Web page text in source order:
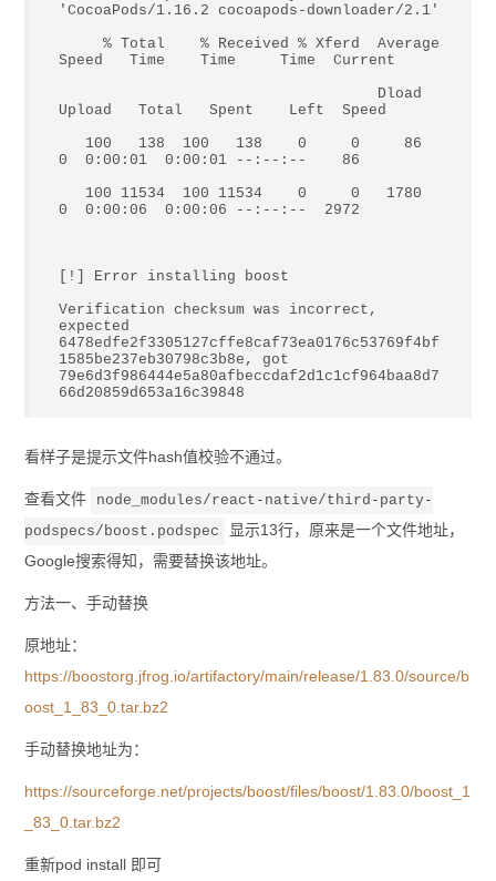
'CocoaPods/1.16.2 cocoapods-downloader/2.1'
Speed   Time    Time     Time  Current
Upload   Total   Spent    Left  Speed
0  0:00:01  0:00:01 --:--:--    86
0  0:00:06  0:00:06 --:--:--  2972
[!] Error installing boost
Verification checksum was incorrect,
expected
6478edfe2f3305127cffe8caf73ea0176c53769f4bf
1585be237eb30798c3b8e, got
79e6d3f986444e5a80afbeccdaf2d1c1cf964baa8d7
66d20859d653a16c39848
看样子是提示文件hash值校验不通过。
查看文件
node_modules/react-native/third-party-
podspecs/boost.podspec
显示13行，原来是一个文件地址，
Google搜索得知，需要替换该地址。
方法一、手动替换
原地址：
https://boostorg.jfrog.io/artifactory/main/release/1.83.0/source/b
oost_1_83_0.tar.bz2
手动替换地址为：
https://sourceforge.net/projects/boost/files/boost/1.83.0/boost_1
_83_0.tar.bz2
重新pod install 即可